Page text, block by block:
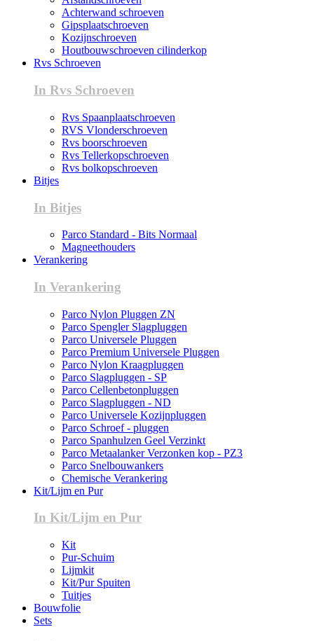
Achterwand schroeven
Gipsplaatschroeven
Kozijnschroeven
Houtbouwschroeven cilinderkop
Rvs Schroeven
In Rvs Schroeven
Rvs Spaanplaatschroeven
RVS Vlonderschroeven
Rvs boorschroeven
Rvs Tellerkopschroeven
Rvs bolkopschroeven
Bitjes
In Bitjes
Parco Standard - Bits Normaal
Magneethouders
Verankering
In Verankering
Parco Nylon Pluggen ZN
Parco Spengler Slagpluggen
Parco Universele Pluggen
Parco Premium Universele Pluggen
Parco Nylon Kraagpluggen
Parco Slagpluggen - SP
Parco Cellenbetonpluggen
Parco Slagpluggen - ND
Parco Universele Kozijnpluggen
Parco Schroef - pluggen
Parco Spanhulzen Geel Verzinkt
Parco Metaalanker Verzonken kop - PZ3
Parco Snelbouwankers
Chemische Verankering
Kit/Lijm en Pur
In Kit/Lijm en Pur
Kit
Pur-Schuim
Lijmkit
Kit/Pur Spuiten
Tuitjes
Bouwfolie
Sets